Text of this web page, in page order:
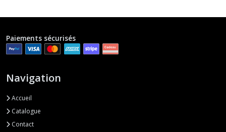
Paiements sécurisés
Navigation
Accueil
Catalogue
Contact